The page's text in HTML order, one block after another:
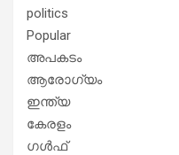
politics
Popular
അപകടം
ആരോഗ്യം
ഇന്ത്യ
കേരളം
ഗൾഫ്